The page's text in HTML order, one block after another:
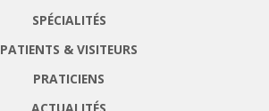
SPÉCIALITÉS
PATIENTS & VISITEURS
PRATICIENS